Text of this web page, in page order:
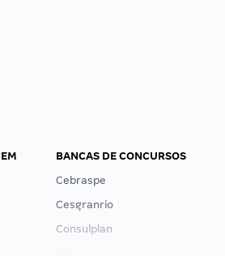
BANCAS DE CONCURSOS
Cebraspe
Cesgranrio
Consulplan